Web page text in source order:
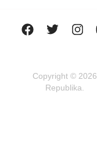
Copyright © 2026
Republika.